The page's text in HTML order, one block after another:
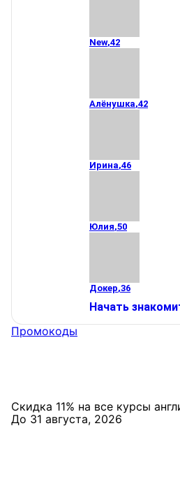
New,42
Алёнушка,42
Ирина,46
Юлия,50
Докер,36
Начать
Промокоды
Скидка 11% на все курсы
До 31 августа, 2026